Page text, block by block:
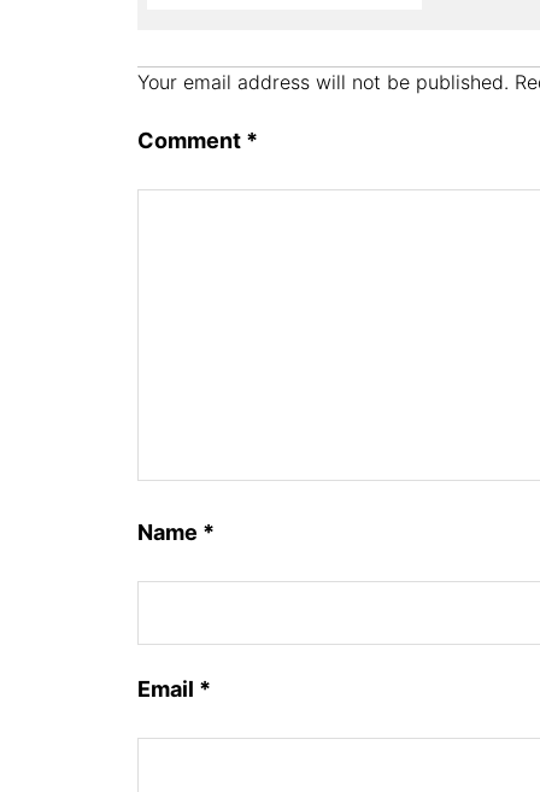
p o
ail
Your email address will not be published.
Comment *
Name *
Email *